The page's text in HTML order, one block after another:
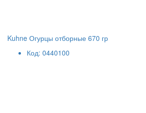
Kuhne Огурцы отборные 670 гр
Код: 0440100